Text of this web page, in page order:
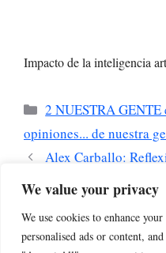
We value your privacy
We use cookies to enhance
personalised ads or content,
Impacto de la inteligencia
Categorías
2 NUESTRA
opiniones... de nuestra
Alex Carballo:
Telecomunicacions
Impacto en el Deporte